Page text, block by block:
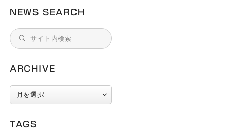
NEWS SEARCH
ARCHIVE
ARCHIVE
TAGS